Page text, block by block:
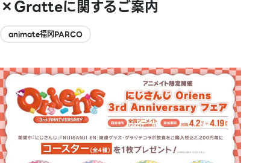
×Gratteに関するご案内
animate福冈PARCO